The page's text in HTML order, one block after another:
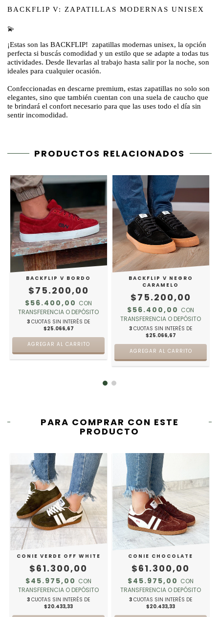
BACKFLIP V: ZAPATILLAS MODERNAS UNISEX
💫
¡Estas son las BACKFLIP! zapatillas modernas unisex, la opción
perfecta si buscás comodidad y un estilo que se adapte a todas tus
actividades. Desde llevarlas al trabajo hasta salir por la noche, son
ideales para cualquier ocasión.
Confeccionadas en descarne premium, estas zapatillas no solo son
elegantes, sino que también cuentan con una suela de caucho que
te brindará el confort necesario para que las uses todo el día sin
sentir incomodidad.
PRODUCTOS RELACIONADOS
BACKFLIP V BORDO
$75.200,00
$56.400,00 CON
TRANSFERENCIA O DEPÓSITO
3 CUOTAS SIN INTERÉS DE
$25.066,67
AGREGAR AL CARRITO
BACKFLIP V NEGRO
CARAMELO
$75.200,00
$56.400,00 CON
TRANSFERENCIA O DEPÓSITO
3 CUOTAS SIN INTERÉS DE
$25.066,67
AGREGAR AL CARRITO
PARA COMPRAR CON ESTE
PRODUCTO
CONIE VERDE OFF WHITE
$61.300,00
$45.975,00 CON
TRANSFERENCIA O DEPÓSITO
3 CUOTAS SIN INTERÉS DE
$20.433,33
CONIE CHOCOLATE
$61.300,00
$45.975,00 CON
TRANSFERENCIA O DEPÓSITO
3 CUOTAS SIN INTERÉS DE
$20.433,33